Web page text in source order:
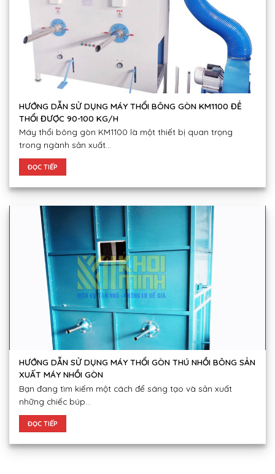
HƯỚNG DẪN SỬ DỤNG MÁY THỔI BÔNG GÒN KM1100 ĐỂ
THỔI ĐƯỢC 90-100 KG/H
Máy thổi bông gòn KM1100 là một thiết bị quan trọng
trong ngành sản xuất...
ĐỌC TIẾP
HƯỚNG DẪN SỬ DỤNG MÁY THỔI GÒN THÚ NHỒI BÔNG SẢN
XUẤT MÁY NHỒI GÒN
Bạn đang tìm kiếm một cách để sáng tạo và sản xuất
những chiếc búp...
ĐỌC TIẾP